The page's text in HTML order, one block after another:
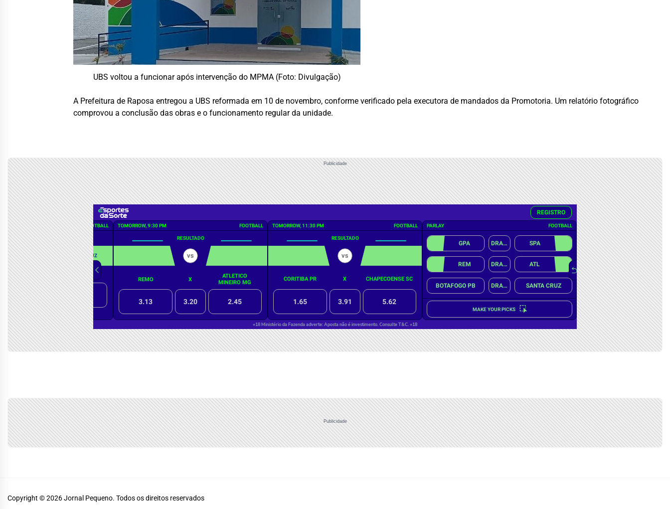
UBS voltou a funcionar após intervenção do MPMA (Foto: Divulgação)
A Prefeitura de Raposa entregou a UBS reformada em 10 de novembro, conforme verificado pela executora de mandados da Promotoria. Um relatório fotográfico
comprovou a conclusão das obras e o funcionamento regular da unidade.
Publicidade
Publicidade
Copyright © 2026Jornal Pequeno. Todos os direitos reservados